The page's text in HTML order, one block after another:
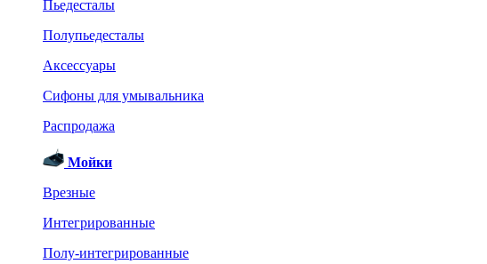
Пьедесталы
Полупьедесталы
Аксессуары
Сифоны для умывальника
Распродажа
Мойки
Врезные
Интегрированные
Полу-интегрированные